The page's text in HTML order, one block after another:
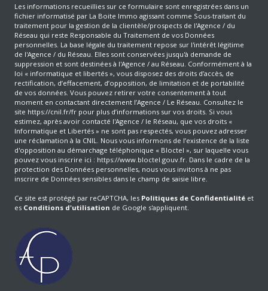
Les informations recueillies sur ce formulaire sont enregistrées dans un
fichier informatisé par La Boite Immo agissant comme Sous-traitant du
traitement pour la gestion de la clientèle/prospects de l'Agence / du
Réseau qui reste Responsable du Traitement de vos Données
personnelles. La base légale du traitement repose sur l'intérêt légitime
de l'Agence / du Réseau. Elles sont conservées jusqu'à demande de
suppression et sont destinées à l'Agence / au Réseau. Conformément à la
loi « informatique et libertés », vous disposez des droits d’accès, de
rectification, d’effacement, d’opposition, de limitation et de portabilité
de vos données. Vous pouvez retirer votre consentement à tout
moment en contactant directement l’Agence / Le Réseau. Consultez le
site https://cnil.fr/fr pour plus d’informations sur vos droits. Si vous
estimez, après avoir contacté l'Agence / le Réseau, que vos droits «
Informatique et Libertés » ne sont pas respectés, vous pouvez adresser
une réclamation à la CNIL. Nous vous informons de l’existence de la liste
d'opposition au démarchage téléphonique « Bloctel », sur laquelle vous
pouvez vous inscrire ici : https://www.bloctel.gouv.fr. Dans le cadre de la
protection des Données personnelles, nous vous invitons à ne pas
inscrire de Données sensibles dans le champ de saisie libre.
Ce site est protégé par reCAPTCHA, les Politiques de Confidentialité et
es Conditions d'utilisation de Google s'appliquent.